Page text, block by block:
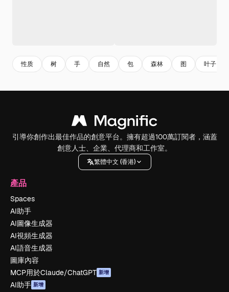
性质 树 手 自然 包 森林 图 叶子
引導你創作出最佳作品的創意平台。擁有超過100萬訂閱者，涵蓋
創意人士、企業、代理商和工作室。
繁體中文 (香港)
產品
Spaces
AI助手
AI圖像生成器
AI視頻生成器
AI語音生成器
圖庫內容
MCP用於Claude/ChatGPT 新增
AI助手 新增